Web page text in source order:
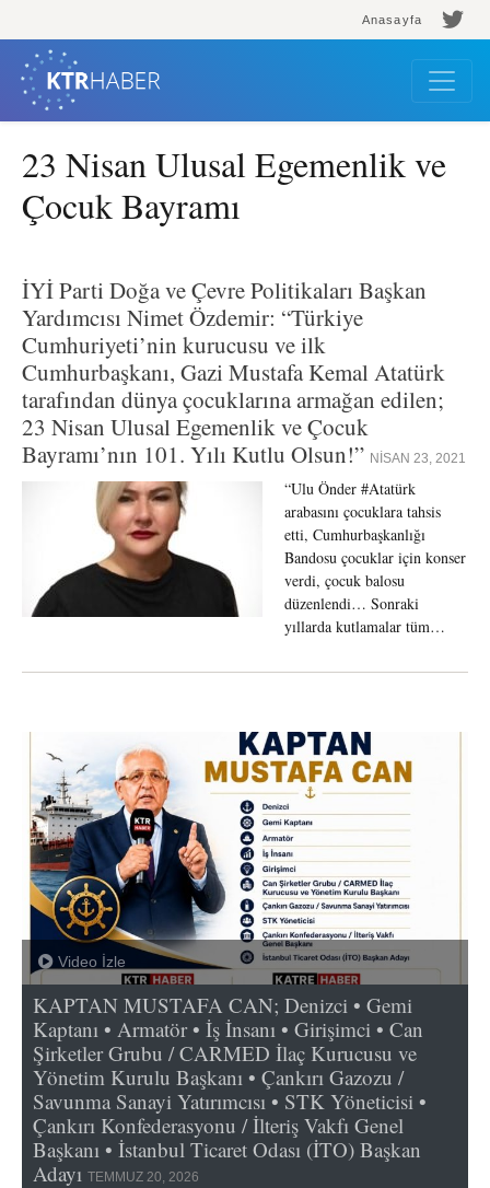
Anasayfa
23 Nisan Ulusal Egemenlik ve
Çocuk Bayramı
İYİ Parti Doğa ve Çevre Politikaları Başkan
Yardımcısı Nimet Özdemir: “Türkiye
Cumhuriyeti’nin kurucusu ve ilk
Cumhurbaşkanı, Gazi Mustafa Kemal Atatürk
tarafından dünya çocuklarına armağan edilen;
23 Nisan Ulusal Egemenlik ve Çocuk
Bayramı’nın 101. Yılı Kutlu Olsun!” NISAN 23, 2021
“Ulu Önder #Atatürk
arabasını çocuklara tahsis
etti, Cumhurbaşkanlığı
Bandosu çocuklar için konser
verdi, çocuk balosu
düzenlendi… Sonraki
yıllarda kutlamalar tüm…
Video İzle
KAPTAN MUSTAFA CAN; Denizci • Gemi
Kaptanı • Armatör • İş İnsanı • Girişimci • Can
Şirketler Grubu / CARMED İlaç Kurucusu ve
Yönetim Kurulu Başkanı • Çankırı Gazozu /
Savunma Sanayi Yatırımcısı • STK Yöneticisi •
Çankırı Konfederasyonu / İlteriş Vakfı Genel
Başkanı • İstanbul Ticaret Odası (İTO) Başkan
Adayı TEMMUZ 20, 2026